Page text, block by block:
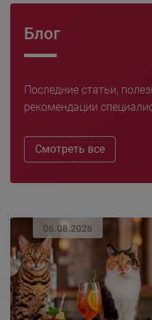
Блог
Последние статьи,
рекомендации
Смотреть все
06.08.2026